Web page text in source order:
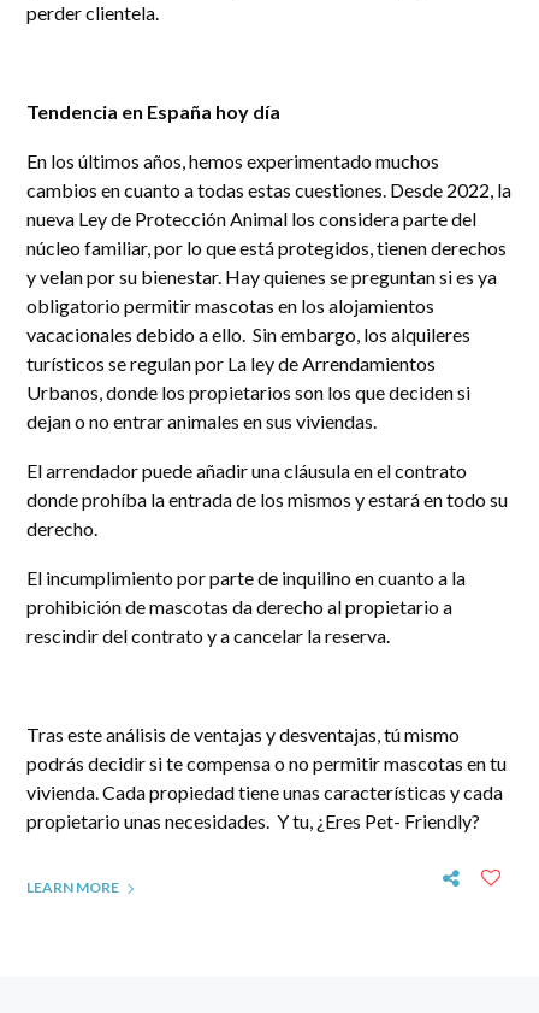
perder clientela.
Tendencia en España hoy día
En los últimos años, hemos experimentado muchos
cambios en cuanto a todas estas cuestiones. Desde 2022, la
nueva Ley de Protección Animal los considera parte del
núcleo familiar, por lo que está protegidos, tienen derechos
y velan por su bienestar. Hay quienes se preguntan si es ya
obligatorio permitir mascotas en los alojamientos
vacacionales debido a ello. Sin embargo, los alquileres
turísticos se regulan por La ley de Arrendamientos
Urbanos, donde los propietarios son los que deciden si
dejan o no entrar animales en sus viviendas.
El arrendador puede añadir una cláusula en el contrato
donde prohíba la entrada de los mismos y estará en todo su
derecho.
El incumplimiento por parte de inquilino en cuanto a la
prohibición de mascotas da derecho al propietario a
rescindir del contrato y a cancelar la reserva.
Tras este análisis de ventajas y desventajas, tú mismo
podrás decidir si te compensa o no permitir mascotas en tu
vivienda. Cada propiedad tiene unas características y cada
propietario unas necesidades. Y tu, ¿Eres Pet- Friendly?
LEARN MORE